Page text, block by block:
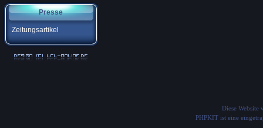
Presse
Zeitungsartikel
Diese Website
PHPKIT ist eine